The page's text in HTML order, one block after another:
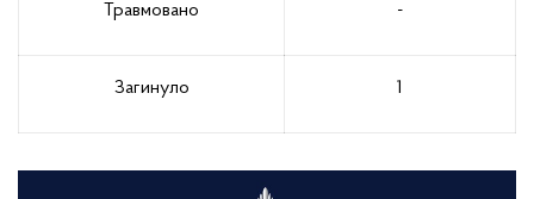
Травмовано -
Загинуло 1